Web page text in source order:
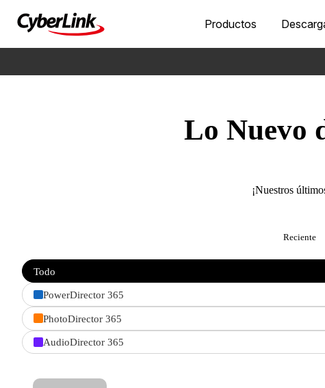
Productos
Lo Nuevo
¡Nuestros
Reciente
Filter
features
by
product
Todo
PowerDirector 365
PhotoDirector 365
AudioDirector 365